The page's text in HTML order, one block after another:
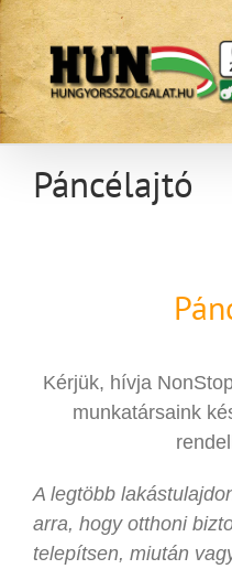
Kihagyás
Páncélajtó
Kérjük, hívja
munkatársaink
A legtöbb
arra, hogy otthoni
telepítsen, miután